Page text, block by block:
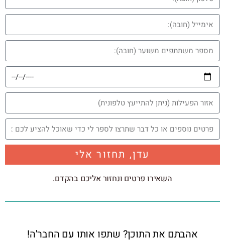
עדן, תחזור אלי
השאירו פרטים ונחזור אליכם בהקדם.
אהבתם את התוכן? שתפו אותו עם החבר'ה!